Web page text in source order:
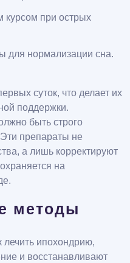
курсом при острых
для нормализации сна.
суток, что делает их
поддержки.
быть строго
препараты не
а лишь корректируют
на
методы
ипохондрию,
и восстанавливают